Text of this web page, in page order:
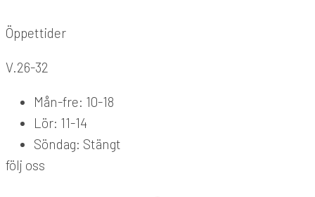
Öppettider
V.26-32
Mån-fre: 10-18
Lör: 11-14
Söndag: Stängt
följ oss